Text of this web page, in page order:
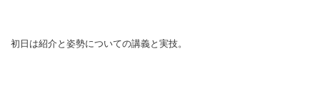
初日は紹介と姿勢についての講義と実技。